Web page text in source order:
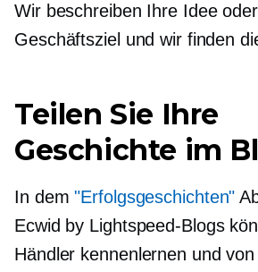
Wir beschreiben Ihre Idee
Geschäftsziel und wir finden
Teilen Sie Ihre
Geschichte im
In dem"Erfolgsgeschichten"
Ecwid by Lightspeed-Blogs
Händler kennenlernen und